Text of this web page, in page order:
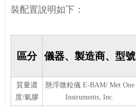
裝配置說明如下：
區分 儀器、製造商、型號
質量濃
度/氣膠
懸浮微粒儀 E-BAM/ Met One
Instruments, Inc.